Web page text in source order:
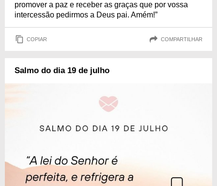
promover a paz e receber as graças que por vossa
intercessão pedirmos a Deus pai. Amém!”
COPIAR COMPARTILHAR
Salmo do dia 19 de julho